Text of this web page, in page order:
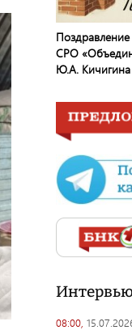
СРО
Ю.А. Кичигина
Интервью
08:00,